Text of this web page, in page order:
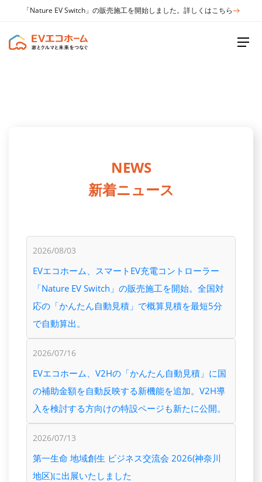
「Nature EV Switch」の販売施工を開始しました。詳しくはこちら
NEWS
新着ニュース
2026/08/03
EVエコホーム、スマートEV充電コントローラー
「Nature EV Switch」の販売施工を開始。全国対
応の「かんたん自動見積」で概算見積を最短5分
で自動算出。
2026/07/16
EVエコホーム、V2Hの「かんたん自動見積」に国
の補助金額を自動反映する新機能を追加。V2H導
入を検討する方向けの特設ページも新たに公開。
2026/07/13
第一生命 地域創生 ビジネス交流会 2026(神奈川
地区)に出展いたしました